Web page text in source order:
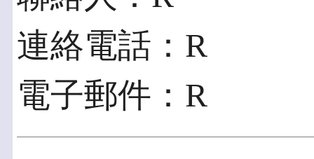
連絡電話：R
電子郵件：R